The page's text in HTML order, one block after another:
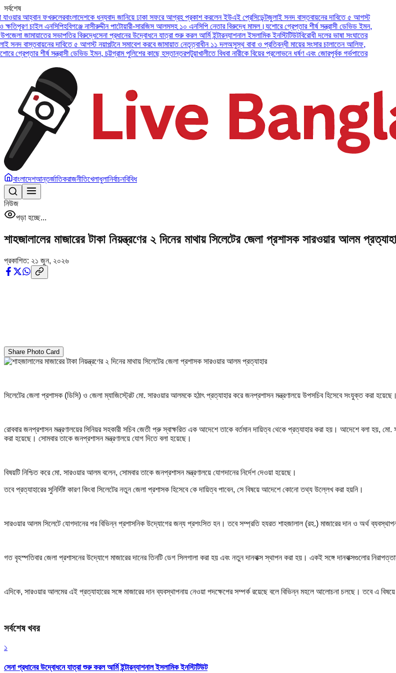
সর্বশেষ
ফখরুলেরবাংলাদেশকে ধন্যবাদ জানিয়ে ঢাকা সফরে আগ্রহ প্রকাশ করলেন ইউএই প্রেসিডেন্টজুলাই সনদ বাস্তবায়নের দাবিতে ৫ আগস্ট
এনসিপিহবিগঞ্জে নাসীরুদ্দীন পাটোয়ারী-সারজিস আলমসহ ১০ এনসিপি নেতার বিরুদ্ধে মামল।যশোরে গ্রেপ্তার শীর্ষ সন্ত্রাসী ডেভিড ইমন,
সভাপতির বিরুদ্ধেসেনা প্রধানের উদ্বোধনে যাত্রা শুরু করল আর্মি ইন্টারন্যাশনাল ইসলামিক ইনস্টিটিউটবিরোধী দলের ভাষা সংঘাতের
দাবিতে ৫ আগস্ট নয়াপল্টনে সমাবেশ করবে জামায়াত নেতৃত্বাধীন ১১ দলঅসুস্থ বাবা ও প্রতিবন্ধী মায়ের সংসার চালাতেন আলিফ,
শীর্ষ সন্ত্রাসী ডেভিড ইমন, চট্টগ্রাম পুলিশের কাছে হস্তান্তরপটুয়াখালীতে বিধবা নারীকে বিয়ের প্রলোভনে ধর্ষণ এবং জোরপূর্বক গর্ভপাতের
বাংলাদেশআন্তর্জাতিকরাজনীতিখেলাধুলানির্বাচনবিবিধ
নিউজ
পড়া হচ্ছে...
শাহজালালের মাজারের টাকা নিয়ন্ত্রণের ২ দিনের মাথায় সিলেটের জেলা প্রশাসক সারওয়ার আলম
প্রকাশিত: ২১ জুন, ২০২৬
Share Photo Card
সিলেটের জেলা প্রশাসক (ডিসি) ও জেলা ম্যাজিস্ট্রেট মো. সারওয়ার আলমকে হঠাৎ প্রত্যাহার করে জনপ্রশাসন মন্ত্রণালয়ে উপসচিব হিসেবে সংযুক্ত করা হয়েছে।
রোববার জনপ্রশাসন মন্ত্রণালয়ের সিনিয়র সহকারী সচিব জেতী প্রু স্বাক্ষরিত এক আদেশে তাকে বর্তমান দায়িত্ব থেকে প্রত্যাহার করা হয়। আদেশে বলা হয়,
করা হয়েছে। সোমবার তাকে জনপ্রশাসন মন্ত্রণালয়ে যোগ দিতে বলা হয়েছে।
বিষয়টি নিশ্চিত করে মো. সারওয়ার আলম বলেন, সোমবার তাকে জনপ্রশাসন মন্ত্রণালয়ে যোগদানের নির্দেশ দেওয়া হয়েছে।
তবে প্রত্যাহারের সুনির্দিষ্ট কারণ কিংবা সিলেটের নতুন জেলা প্রশাসক হিসেবে কে দায়িত্ব পাবেন, সে বিষয়ে আদেশে কোনো তথ্য উল্লেখ করা হয়নি।
সারওয়ার আলম সিলেটে যোগদানের পর বিভিন্ন প্রশাসনিক উদ্যোগের জন্য প্রশংসিত হন। তবে সম্প্রতি হযরত শাহজালাল (রহ.) মাজারের দান ও অর্থ
গত বৃহস্পতিবার জেলা প্রশাসনের উদ্যোগে মাজারের দানের তিনটি ডেগ সিলগালা করা হয় এবং নতুন দানবাক্স স্থাপন করা হয়। একই সঙ্গে দানবাক্সগুলোর
এদিকে, সারওয়ার আলমের এই প্রত্যাহারের সঙ্গে মাজারের দান ব্যবস্থাপনায় নেওয়া পদক্ষেপের সম্পর্ক রয়েছে বলে বিভিন্ন মহলে আলোচনা চলছে। তবে এ
সর্বশেষ খবর
১
সেনা প্রধানের উদ্বোধনে যাত্রা শুরু করল আর্মি ইন্টারন্যাশনাল ইসলামিক ইনস্টিটিউট